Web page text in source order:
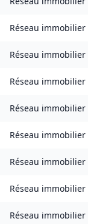
Réseau immobilier
Réseau immobilier
Réseau immobilier
Réseau immobilier
Réseau immobilier
Réseau immobilier
Réseau immobilier
Réseau immobilier